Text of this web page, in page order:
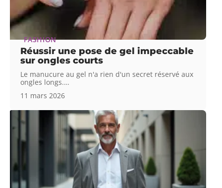
FASHION
Réussir une pose de gel impeccable
sur ongles courts
Le manucure au gel n'a rien d'un secret réservé aux
ongles longs.…
11 mars 2026